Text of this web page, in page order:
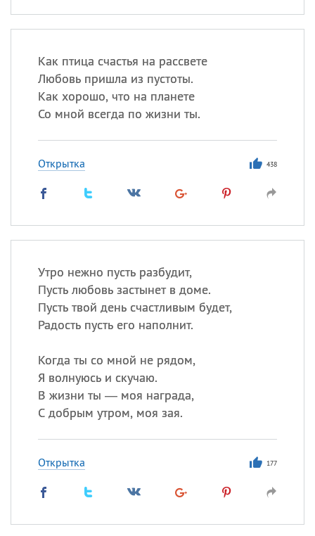
Как птица счастья на рассвете
Любовь пришла из пустоты.
Как хорошо, что на планете
Со мной всегда по жизни ты.
Открытка 438
Утро нежно пусть разбудит,
Пусть любовь застынет в доме.
Пусть твой день счастливым будет,
Радость пусть его наполнит.
Когда ты со мной не рядом,
Я волнуюсь и скучаю.
В жизни ты — моя награда,
С добрым утром, моя зая.
Открытка 177